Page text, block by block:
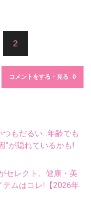
2
コメントをする・見る
もだるい...年齢でも
”が隠れているかも!
セレクト。健康・美
ムはコレ!【2026年